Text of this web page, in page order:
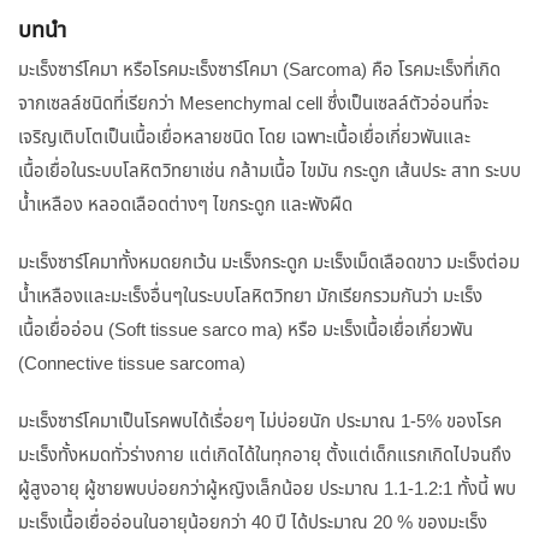
บทนำ
มะเร็งซาร์โคมา หรือโรคมะเร็งซาร์โคมา (Sarcoma) คือ โรคมะเร็งที่เกิด
จากเซลล์ชนิดที่เรียกว่า Mesenchymal cell ซึ่งเป็นเซลล์ตัวอ่อนที่จะ
เจริญเติบโตเป็นเนื้อเยื่อหลายชนิด โดย เฉพาะเนื้อเยื่อเกี่ยวพันและ
เนื้อเยื่อในระบบโลหิตวิทยาเช่น กล้ามเนื้อ ไขมัน กระดูก เส้นประ สาท ระบบ
น้ำเหลือง หลอดเลือดต่างๆ ไขกระดูก และพังผืด
มะเร็งซาร์โคมาทั้งหมดยกเว้น มะเร็งกระดูก มะเร็งเม็ดเลือดขาว มะเร็งต่อม
น้ำเหลืองและมะเร็งอื่นๆในระบบโลหิตวิทยา มักเรียกรวมกันว่า มะเร็ง
เนื้อเยื่ออ่อน (Soft tissue sarco ma) หรือ มะเร็งเนื้อเยื่อเกี่ยวพัน
(Connective tissue sarcoma)
มะเร็งซาร์โคมาเป็นโรคพบได้เรื่อยๆ ไม่บ่อยนัก ประมาณ 1-5% ของโรค
มะเร็งทั้งหมดทั่วร่างกาย แต่เกิดได้ในทุกอายุ ตั้งแต่เด็กแรกเกิดไปจนถึง
ผู้สูงอายุ ผู้ชายพบบ่อยกว่าผู้หญิงเล็กน้อย ประมาณ 1.1-1.2:1 ทั้งนี้ พบ
มะเร็งเนื้อเยื่ออ่อนในอายุน้อยกว่า 40 ปี ได้ประมาณ 20 % ของมะเร็ง